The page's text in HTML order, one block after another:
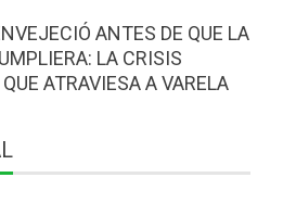
ANTES DE QUE LA
LA CRISIS
ATRAVIESA A VARELA